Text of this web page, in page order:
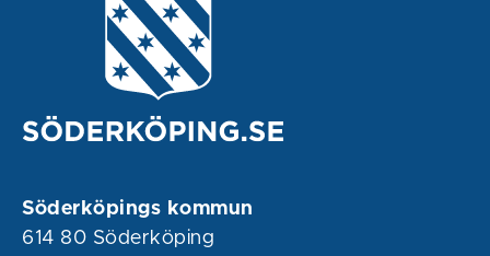
Söderköpings kommun
614 80 Söderköping